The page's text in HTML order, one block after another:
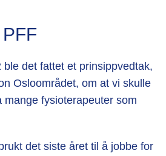
det fattet et prinsippvedtak,
Osloområdet, om at vi skulle
mange fysioterapeuter som
det siste året til å jobbe for